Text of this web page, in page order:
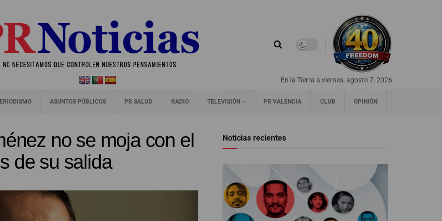
En la Tierra a viernes, agosto 7, 2026
ASUNTOS PÚBLICOS PR SALUD RADIO TELEVISIÓN PR VALENCIA CLUB OPINIÓN
no se moja con el
de su salida
Noticias recientes